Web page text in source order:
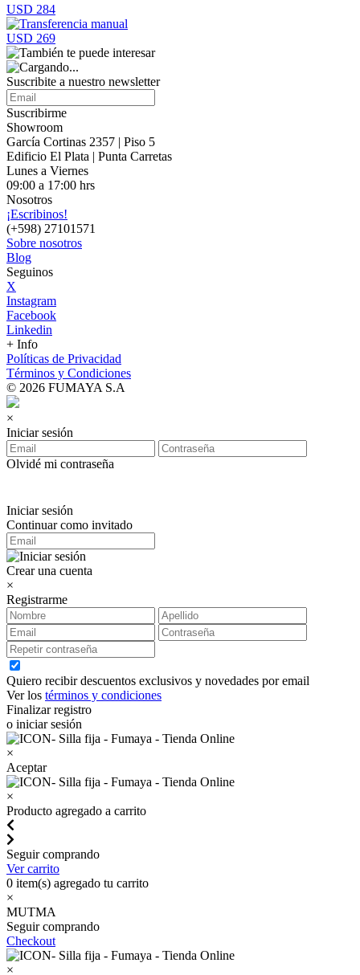
USD 284
USD 269
Suscribite a nuestro newsletter
Suscribirme
Showroom
García Cortinas 2357 | Piso 5
Edificio El Plata | Punta Carretas
Lunes a Viernes
09:00 a 17:00 hrs
Nosotros
¡Escribinos!
(+598) 27101571
Sobre nosotros
Blog
Seguinos
X
Instagram
Facebook
Linkedin
+ Info
Políticas de Privacidad
Términos y Condiciones
© 2026 FUMAYA S.A
×
Iniciar sesión
Olvidé mi contraseña
Iniciar sesión
Continuar como invitado
Crear una cuenta
×
Registrarme
Quiero recibir descuentos exclusivos y novedades por email
Ver los términos y condiciones
Finalizar registro
o iniciar sesión
×
Aceptar
×
Producto agregado a carrito
Seguir comprando
Ver carrito
0 item(s) agregado tu carrito
×
MUTMA
Seguir comprando
Checkout
×